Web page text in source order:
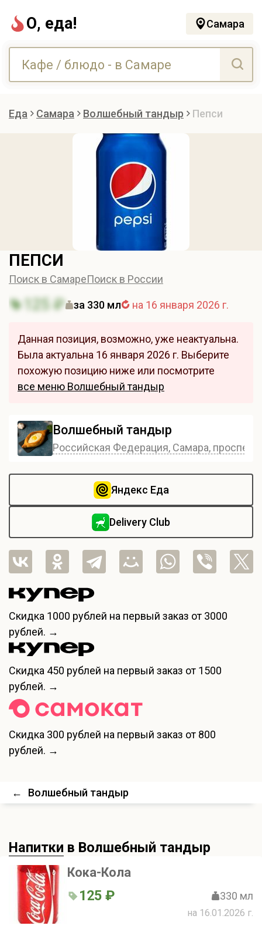
О, еда! Самара
Еда Самара Волшебный тандыр Пепси
ПЕПСИ
Поиск в СамареПоиск в России
125 ₽ за 330 мл на 16 января 2026 г.
Данная позиция, возможно, уже неактуальна.
Была актуальна 16 января 2026 г. Выберите
похожую позицию ниже или посмотрите
все меню Волшебный тандыр
Волшебный тандыр
Российская Федерация, Самара,
Яндекс Еда
Delivery Club
Скидка 1000 рублей на первый заказ от 3000
рублей. →
Скидка 450 рублей на первый заказ от 1500
рублей. →
Скидка 300 рублей на первый заказ от 800
рублей. →
← Волшебный тандыр
Напитки в Волшебный тандыр
Кока-Кола
125 ₽ 330 мл
на 16.01.2026 г.